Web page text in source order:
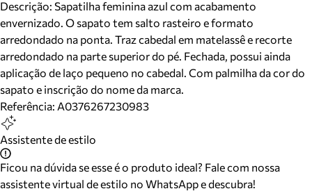
Descrição: Sapatilha feminina azul com acabamento
envernizado. O sapato tem salto rasteiro e formato
arredondado na ponta. Traz cabedal em matelassê e recorte
arredondado na parte superior do pé. Fechada, possui ainda
aplicação de laço pequeno no cabedal. Com palmilha da cor do
sapato e inscrição do nome da marca.
Referência: A0376267230983
Assistente de estilo
Ficou na dúvida se esse é o produto ideal? Fale com nossa
assistente virtual de estilo no WhatsApp e descubra!